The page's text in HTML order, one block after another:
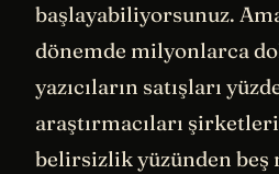
başlayabiliyorsunuz.
dönemde milyonlarca
yazıcıların satışları
araştırmacıları
belirsizlik yüzünden beş